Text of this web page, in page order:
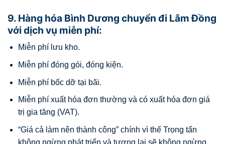
9. Hàng hóa Bình Dương chuyển đi Lâm Đồng
với dịch vụ miễn phí:
Miễn phí lưu kho.
Miễn phí đóng gói, đóng kiện.
Miễn phí bốc dỡ tại bãi.
Miễn phí xuất hóa đơn thường và có xuất hóa đơn giá
trị gia tăng (VAT).
“Giá cả làm nên thành công” chính vì thế Trọng tấn
không ngừng phát triển và tương lai sẽ không ngừng